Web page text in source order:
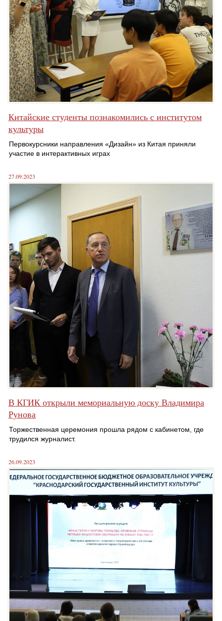
Китайские студенты познакомились с институтом
культуры
Первокурсники направления «Дизайн» из Китая приняли
участие в интерактивных играх
27.09.2023
В КГИК открыли мемориальную доску Владимира
Рунова
Торжественная церемония прошла рядом с кабинетом, где
трудился журналист.
26.09.2023